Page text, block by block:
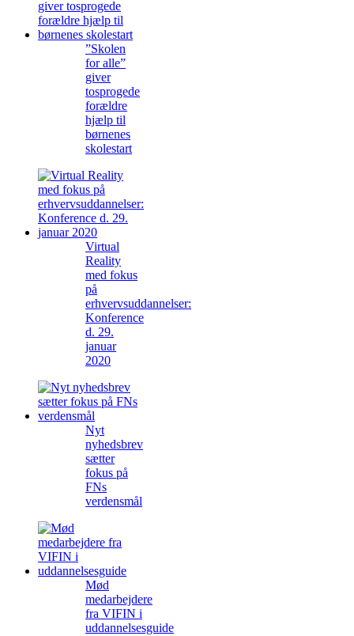
”Skolen
for alle”
giver
tosprogede
forældre
hjælp til
børnenes
skolestart
Virtual
Reality
med fokus
på
erhvervsuddannelser:
Konference
d. 29.
januar
2020
Nyt
nyhedsbrev
sætter
fokus på
FNs
verdensmål
Mød
medarbejdere
fra VIFIN i
uddannelsesguide